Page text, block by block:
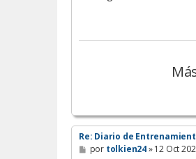
Re: Diario de
M
por tolkien24»12 Oct